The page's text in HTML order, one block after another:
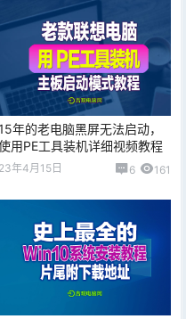
年的老电脑黑屏无法启动，
用PE工具装机详细视频教程
23年4月15日 6 161